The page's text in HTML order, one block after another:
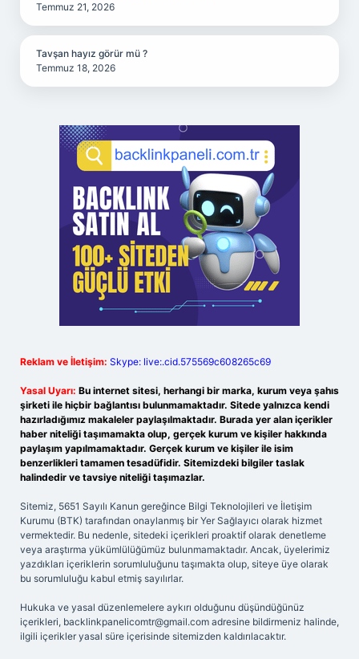
Temmuz 21, 2026
Tavşan hayız görür mü ?
Temmuz 18, 2026
Reklam ve İletişim: Skype: live:.cid.575569c608265c69
Yasal Uyarı: Bu internet sitesi, herhangi bir marka, kurum veya şahıs
şirketi ile hiçbir bağlantısı bulunmamaktadır. Sitede yalnızca kendi
hazırladığımız makaleler paylaşılmaktadır. Burada yer alan içerikler
haber niteliği taşımamakta olup, gerçek kurum ve kişiler hakkında
paylaşım yapılmamaktadır. Gerçek kurum ve kişiler ile isim
benzerlikleri tamamen tesadüfidir. Sitemizdeki bilgiler taslak
halindedir ve tavsiye niteliği taşımazlar.
Sitemiz, 5651 Sayılı Kanun gereğince Bilgi Teknolojileri ve İletişim
Kurumu (BTK) tarafından onaylanmış bir Yer Sağlayıcı olarak hizmet
vermektedir. Bu nedenle, sitedeki içerikleri proaktif olarak denetleme
veya araştırma yükümlülüğümüz bulunmamaktadır. Ancak, üyelerimiz
yazdıkları içeriklerin sorumluluğunu taşımakta olup, siteye üye olarak
bu sorumluluğu kabul etmiş sayılırlar.
Hukuka ve yasal düzenlemelere aykırı olduğunu düşündüğünüz
içerikleri, backlinkpanelicomtr@gmail.com adresine bildirmeniz halinde,
ilgili içerikler yasal süre içerisinde sitemizden kaldırılacaktır.